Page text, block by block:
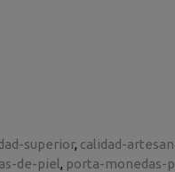
superior calidad-
de-piel
porta-monedas-